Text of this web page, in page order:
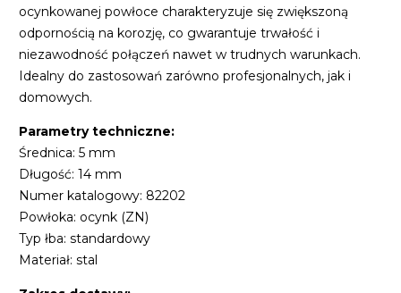
ocynkowanej powłoce charakteryzuje się zwiększoną
odpornością na korozję, co gwarantuje trwałość i
niezawodność połączeń nawet w trudnych warunkach.
Idealny do zastosowań zarówno profesjonalnych, jak i
domowych.
Parametry techniczne:
Średnica: 5 mm
Długość: 14 mm
Numer katalogowy: 82202
Powłoka: ocynk (ZN)
Typ łba: standardowy
Materiał: stal